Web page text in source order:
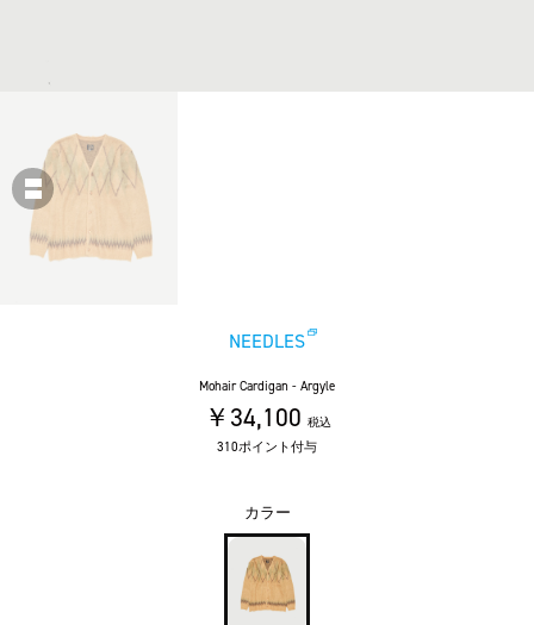
NEEDLES
Mohair Cardigan - Argyle
￥34,100 税込
310ポイント付与
カラー